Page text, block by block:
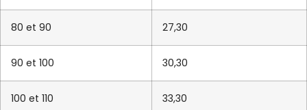
80 et 90 27,30
90 et 100 30,30
100 et 110 33,30